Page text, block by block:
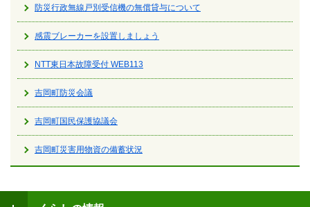
防災行政無線戸別受信機の無償貸与について
感震ブレーカーを設置しましょう
NTT東日本故障受付 WEB113
吉岡町防災会議
吉岡町国民保護協議会
吉岡町災害用物資の備蓄状況